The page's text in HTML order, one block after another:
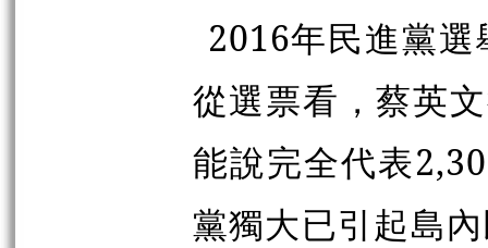
2016年民進黨
從選票看，蔡英
能說完全代表
黨獨大已引起島